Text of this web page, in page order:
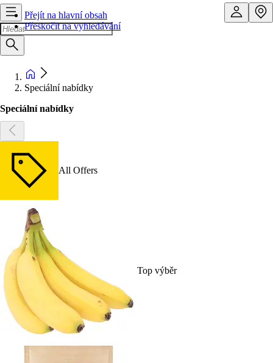
Přejít na hlavní obsah
Přeskočit na vyhledávání
Speciální nabídky
Speciální nabídky
All Offers
Top výběr